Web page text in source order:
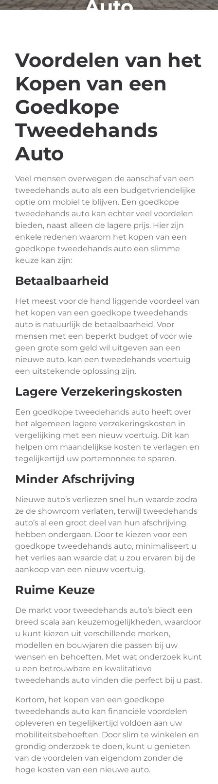
Auto
Voordelen van het
Kopen van een
Goedkope
Tweedehands
Auto
Veel mensen overwegen de aanschaf van een
tweedehands auto als een budgetvriendelijke
optie om mobiel te blijven. Een goedkope
tweedehands auto kan echter veel voordelen
bieden, naast alleen de lagere prijs. Hier zijn
enkele redenen waarom het kopen van een
goedkope tweedehands auto een slimme
keuze kan zijn:
Betaalbaarheid
Het meest voor de hand liggende voordeel van
het kopen van een goedkope tweedehands
auto is natuurlijk de betaalbaarheid. Voor
mensen met een beperkt budget of voor wie
geen grote som geld wil uitgeven aan een
nieuwe auto, kan een tweedehands voertuig
een uitstekende oplossing zijn.
Lagere Verzekeringskosten
Een goedkope tweedehands auto heeft over
het algemeen lagere verzekeringskosten in
vergelijking met een nieuw voertuig. Dit kan
helpen om maandelijkse kosten te verlagen en
tegelijkertijd uw portemonnee te sparen.
Minder Afschrijving
Nieuwe auto’s verliezen snel hun waarde zodra
ze de showroom verlaten, terwijl tweedehands
auto’s al een groot deel van hun afschrijving
hebben ondergaan. Door te kiezen voor een
goedkope tweedehands auto, minimaliseert u
het verlies aan waarde dat u zou ervaren bij de
aankoop van een nieuw voertuig.
Ruime Keuze
De markt voor tweedehands auto’s biedt een
breed scala aan keuzemogelijkheden, waardoor
u kunt kiezen uit verschillende merken,
modellen en bouwjaren die passen bij uw
wensen en behoeften. Met wat onderzoek kunt
u een betrouwbare en kwalitatieve
tweedehands auto vinden die perfect bij u past.
Kortom, het kopen van een goedkope
tweedehands auto kan financiële voordelen
opleveren en tegelijkertijd voldoen aan uw
mobiliteitsbehoeften. Door slim te winkelen en
grondig onderzoek te doen, kunt u genieten
van de voordelen van eigendom zonder de
hoge kosten van een nieuwe auto.